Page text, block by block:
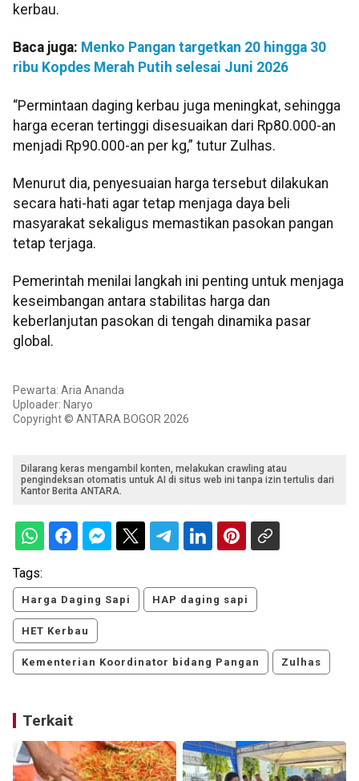
kerbau.
Baca juga: Menko Pangan targetkan 20 hingga 30
ribu Kopdes Merah Putih selesai Juni 2026
“Permintaan daging kerbau juga meningkat, sehingga
harga eceran tertinggi disesuaikan dari Rp80.000-an
menjadi Rp90.000-an per kg,” tutur Zulhas.
Menurut dia, penyesuaian harga tersebut dilakukan
secara hati-hati agar tetap menjaga daya beli
masyarakat sekaligus memastikan pasokan pangan
tetap terjaga.
Pemerintah menilai langkah ini penting untuk menjaga
keseimbangan antara stabilitas harga dan
keberlanjutan pasokan di tengah dinamika pasar
global.
Pewarta: Aria Ananda
Uploader: Naryo
Copyright © ANTARA BOGOR 2026
Dilarang keras mengambil konten, melakukan crawling atau
pengindeksan otomatis untuk AI di situs web ini tanpa izin tertulis dari
Kantor Berita ANTARA.
Tags:
Harga Daging Sapi HAP daging sapi
HET Kerbau
Kementerian Koordinator bidang Pangan Zulhas
Terkait